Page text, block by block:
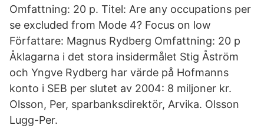
Omfattning: 20 p. Titel: Are any occupations per
se excluded from Mode 4? Focus on low
Författare: Magnus Rydberg Omfattning: 20 p
Åklagarna i det stora insidermålet Stig Åström
och Yngve Rydberg har värde på Hofmanns
konto i SEB per slutet av 2004: 8 miljoner kr.
Olsson, Per, sparbanksdirektör, Arvika. Olsson
Lugg-Per.